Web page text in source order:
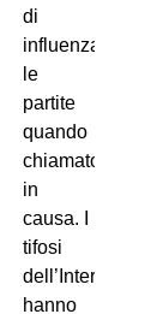
di
influenzare
le
partite
quando
chiamato
in
causa. I
tifosi
dell’Inter
hanno